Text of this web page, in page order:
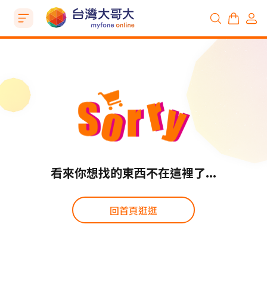
看來你想找的東西不在這裡了...
回首頁逛逛